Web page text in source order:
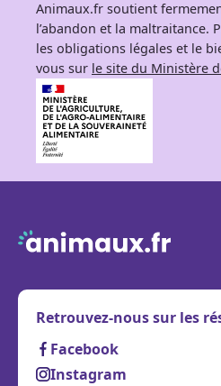
Animaux.fr soutient
l’abandon et la maltraitance.
les obligations légales et le
vous sur le site du Ministère
Retrouvez-nous sur les
Facebook
Instagram